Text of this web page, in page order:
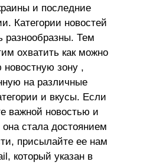
и последние
Категории новостей
разнообразны. Тем
охватить как можно
зону ,
на различные
и вкусы. Если
важной новостью и
стала достоянием
присылайте ее нам
который указан в